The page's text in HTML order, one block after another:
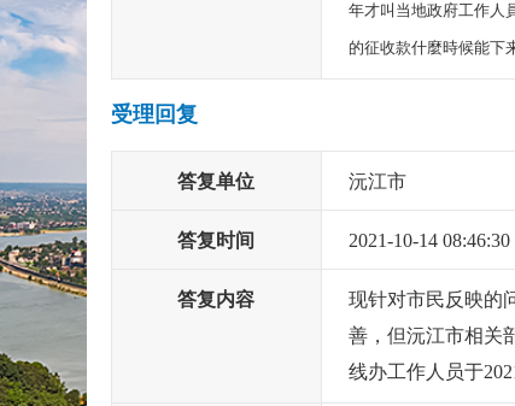
年才叫当地政府工作人
的征收款什麼時候能下
受理回复
答复单位 沅江市
答复时间 2021-10-14 08:46:30
答复内容
现针对市民反映的
善，但沅江市相关
线办工作人员于